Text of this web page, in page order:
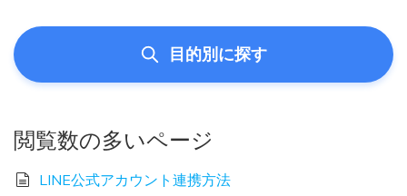
目的別に探す
閲覧数の多いページ
LINE公式アカウント連携方法